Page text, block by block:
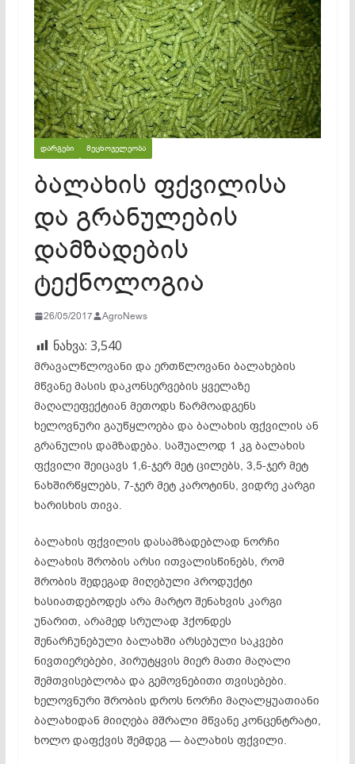
ᲓᲐᲠᲒᲔᲑᲘ ᲛᲔᲪᲮᲝᲕᲔᲚᲔᲝᲑᲐ
ბალახის ფქვილისა
და გრანულების
დამზადების
ტექნოლოგია
26/05/2017 AgroNews
ნახვა: 3,540
მრავალწლოვანი და ერთწლოვანი ბალახების
მწვანე მასის დაკონსერვების ყველაზე
მაღალეფექტიან მეთოდს წარმოადგენს
ხელოვნური გაუწყლოება და ბალახის ფქვილის ან
გრანულის დამზადება. საშუალოდ 1 კგ ბალახის
ფქვილი შეიცავს 1,6-ჯერ მეტ ცილებს, 3,5-ჯერ მეტ
ნახშირწყლებს, 7-ჯერ მეტ კაროტინს, ვიდრე კარგი
ხარისხის თივა.
ბალახის ფქვილის დასამზადებლად ნორჩი
ბალახის შრობის არსი ითვალისწინებს, რომ
შრობის შედეგად მიღებული პროდუქტი
ხასიათდებოდეს არა მარტო შენახვის კარგი
უნარით, არამედ სრულად ჰქონდეს
შენარჩუნებული ბალახში არსებული საკვები
ნივთიერებები, პირუტყვის მიერ მათი მაღალი
შემთვისებლობა და გემოვნებითი თვისებები.
ხელოვნური შრობის დროს ნორჩი მაღალყუათიანი
ბალახიდან მიიღება მშრალი მწვანე კონცენტრატი,
ხოლო დაფქვის შემდეგ — ბალახის ფქვილი.